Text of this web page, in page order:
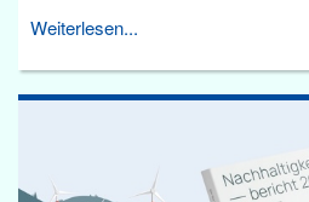
Weiterlesen...